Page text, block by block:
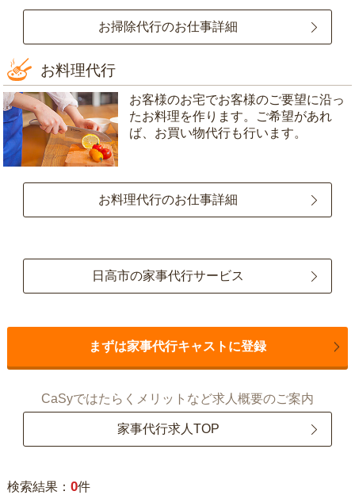
お掃除代行のお仕事詳細
お料理代行
お客様のお宅でお客様のご要望に沿っ
たお料理を作ります。ご希望があれ
ば、お買い物代行も行います。
お料理代行のお仕事詳細
日高市の家事代行サービス
まずは家事代行キャストに登録
CaSyではたらくメリットなど求人概要のご案内
家事代行求人TOP
検索結果： 0件